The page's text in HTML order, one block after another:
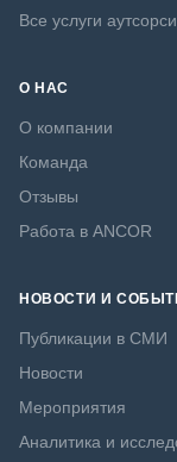
Все услуги
О НАС
О компании
Команда
Отзывы
Работа в ANCOR
НОВОСТИ И
Публикации в СМИ
Новости
Мероприятия
Аналитика и